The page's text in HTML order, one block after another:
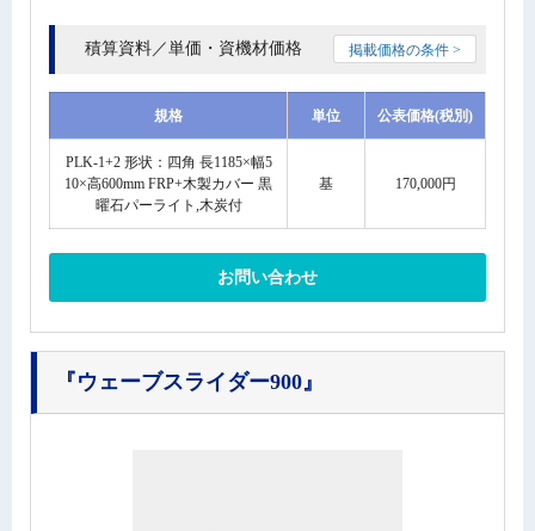
積算資料／単価・資機材価格 掲載価格の条件 >
規格 単位 公表価格(税別)
PLK-1+2 形状：四角 長1185×幅5
10×高600mm FRP+木製カバー 黒
曜石パーライト,木炭付
基 170,000円
お問い合わせ
『ウェーブスライダー900』